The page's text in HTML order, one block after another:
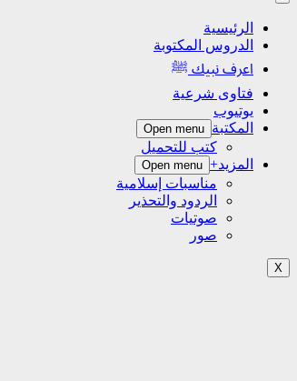
الرئيسية
الدروس المكتوبة
اعرف نبيك ﷺ
فتاوى شرعية
يوتيوب
المكتبة Open menu
كتب للتحميل
المزيد+ Open menu
مناسبات إسلامية
الردود والتحذير
صوتيات
صور
X